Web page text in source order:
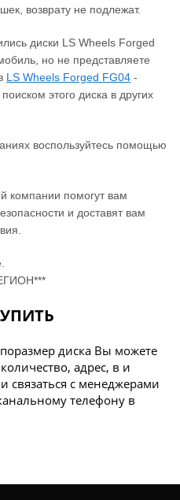
возврату не подлежат.
диски LS Wheels Forged
но не представляете
LS Wheels Forged FG04 ‐
этого диска в других
воспользуйтесь помощью
компании помогут вам
и доставят вам
диска Вы можете
адрес, в и
связаться с менеджерами
телефону в